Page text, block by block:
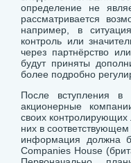
определение не
рассматривается
например, в
контроль или
через партнёрство
будут приняты
более подробно
После вступления в
акционерные
своих
них в
информация должна
Companies House